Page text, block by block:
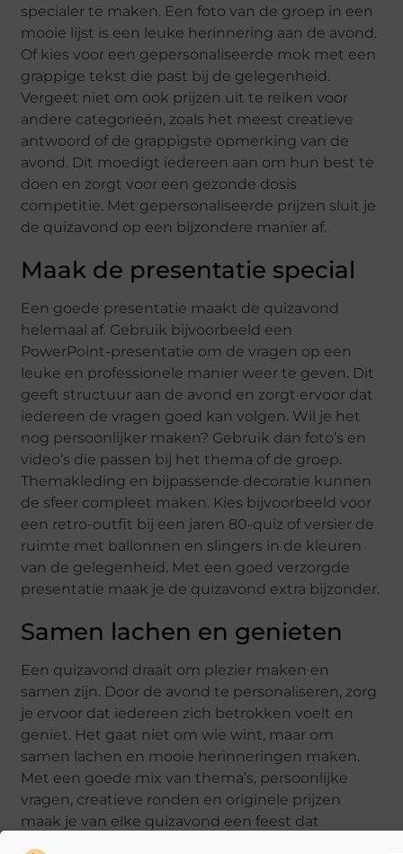
specialer te maken. Een foto van de groep in een
mooie lijst is een leuke herinnering aan de avond.
Of kies voor een gepersonaliseerde mok met een
grappige tekst die past bij de gelegenheid.
Vergeet niet om ook prijzen uit te reiken voor
andere categorieën, zoals het meest creatieve
antwoord of de grappigste opmerking van de
avond. Dit moedigt iedereen aan om hun best te
doen en zorgt voor een gezonde dosis
competitie. Met gepersonaliseerde prijzen sluit je
de quizavond op een bijzondere manier af.
Maak de presentatie special
Een goede presentatie maakt de quizavond
helemaal af. Gebruik bijvoorbeeld een
PowerPoint-presentatie om de vragen op een
leuke en professionele manier weer te geven. Dit
geeft structuur aan de avond en zorgt ervoor dat
iedereen de vragen goed kan volgen. Wil je het
nog persoonlijker maken? Gebruik dan foto’s en
video’s die passen bij het thema of de groep.
Themakleding en bijpassende decoratie kunnen
de sfeer compleet maken. Kies bijvoorbeeld voor
een retro-outfit bij een jaren 80-quiz of versier de
ruimte met ballonnen en slingers in de kleuren
van de gelegenheid. Met een goed verzorgde
presentatie maak je de quizavond extra bijzonder.
Samen lachen en genieten
Een quizavond draait om plezier maken en
samen zijn. Door de avond te personaliseren, zorg
je ervoor dat iedereen zich betrokken voelt en
geniet. Het gaat niet om wie wint, maar om
samen lachen en mooie herinneringen maken.
Met een goede mix van thema’s, persoonlijke
vragen, creatieve ronden en originele prijzen
maak je van elke quizavond een feest dat